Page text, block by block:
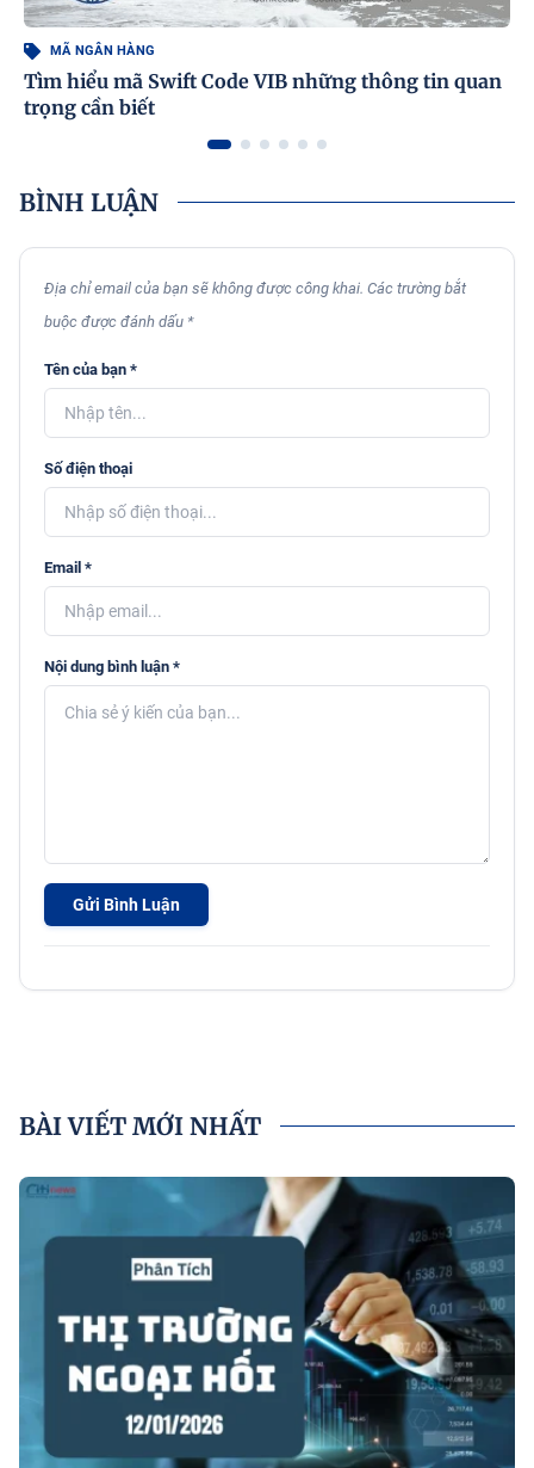
MÃ NGÂN HÀNG
Tìm hiểu mã Swift Code VIB những thông tin quan
trọng cần biết
BÌNH LUẬN
Địa chỉ email của bạn sẽ không được công khai. Các trường bắt
buộc được đánh dấu *
Tên của bạn *
Số điện thoại
Email *
Nội dung bình luận *
Gửi Bình Luận
BÀI VIẾT MỚI NHẤT